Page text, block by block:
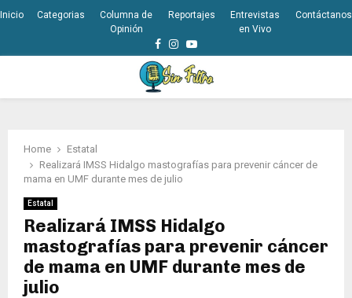
Inicio Categorias
Columna de
Opinión
Reportajes
Entrevistas
en Vivo
Contáctanos
Facebook
Instagram
Youtube
Home
Estatal
Realizará IMSS Hidalgo mastografías para prevenir cáncer de
mama en UMF durante mes de julio
Estatal
Realizará IMSS Hidalgo
mastografías para prevenir cáncer
de mama en UMF durante mes de
julio